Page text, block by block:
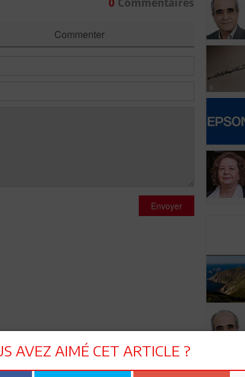
0Commentaires
Commenter
Envoyer
AVEZ AIMÉ CET ARTICLE ?